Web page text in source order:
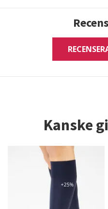
Kanske